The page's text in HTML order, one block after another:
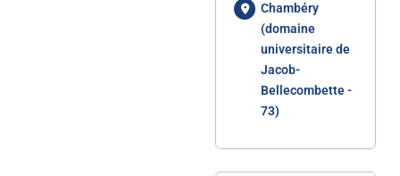
Chambéry
(domaine
universitaire de
Jacob-
Bellecombette -
73)